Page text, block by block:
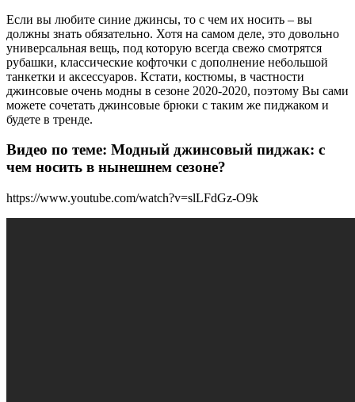
Если вы любите синие джинсы, то с чем их носить – вы
должны знать обязательно. Хотя на самом деле, это довольно
универсальная вещь, под которую всегда свежо смотрятся
рубашки, классические кофточки с дополнение небольшой
танкетки и аксессуаров. Кстати, костюмы, в частности
джинсовые очень модны в сезоне 2020-2020, поэтому Вы сами
можете сочетать джинсовые брюки с таким же пиджаком и
будете в тренде.
Видео по теме: Модный джинсовый пиджак: с
чем носить в нынешнем сезоне?
https://www.youtube.com/watch?v=slLFdGz-O9k